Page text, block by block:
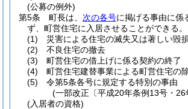
(公募の例外)
第5条
町長は、 次の各号に掲げる事由に係
ず、町営住宅に入居させることができる。
(1)
災害による住宅の滅失又は著しい毀
(2)
不良住宅の撤去
(3)
町営住宅の借上げに係る契約の終了
(4)
町営住宅建替事業による町営住宅の
(5)
令第5条各号に規定する特別の事由
(一部改正〔平成20年条例13号・26
(入居者の資格)